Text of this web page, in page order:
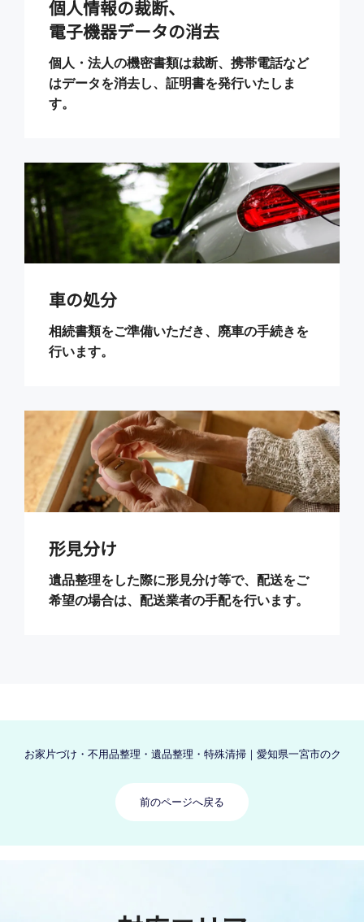
個人情報の裁断、
電子機器データの消去
個人・法人の機密書類は裁断、携帯電話など
はデータを消去し、証明書を発行いたしま
す。
車の処分
相続書類をご準備いただき、廃車の手続きを
行います。
形見分け
遺品整理をした際に形見分け等で、配送をご
希望の場合は、配送業者の手配を行います。
お家片づけ・不用品整理・遺品整理・特殊清掃｜愛知県一宮市のクリ
前のページへ戻る